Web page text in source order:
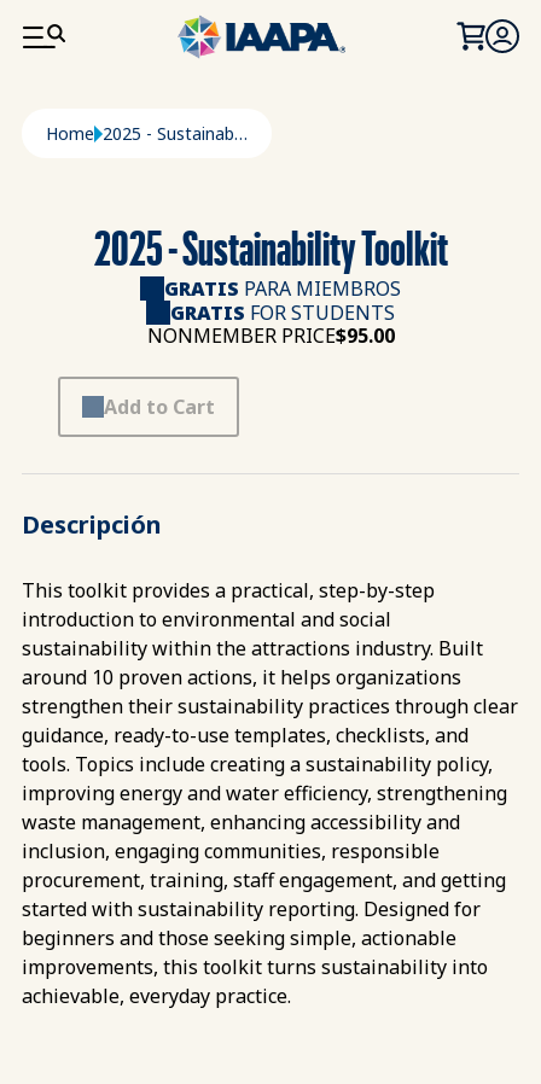
PASAR AL CONTENIDO PRINCIPAL
Ruta de navegación
Home 2025 - Sustainability Toolkit
2025 - Sustainability Toolkit
GRATIS PARA MIEMBROS
GRATIS FOR STUDENTS
NONMEMBER PRICE$95.00
Add to Cart
Descripción
This toolkit provides a practical, step-by-step
introduction to environmental and social
sustainability within the attractions industry. Built
around 10 proven actions, it helps organizations
strengthen their sustainability practices through clear
guidance, ready-to-use templates, checklists, and
tools. Topics include creating a sustainability policy,
improving energy and water efficiency, strengthening
waste management, enhancing accessibility and
inclusion, engaging communities, responsible
procurement, training, staff engagement, and getting
started with sustainability reporting. Designed for
beginners and those seeking simple, actionable
improvements, this toolkit turns sustainability into
achievable, everyday practice.